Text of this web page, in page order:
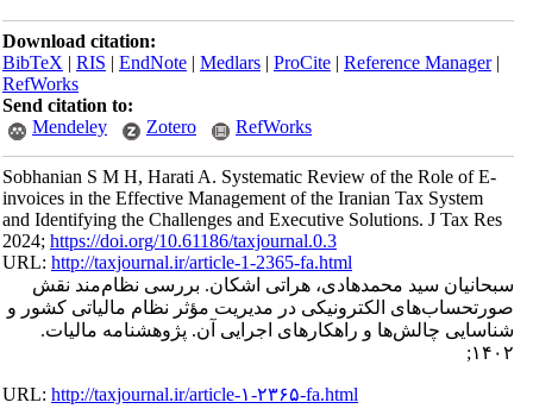
Download citation:
BibTeX|RIS|EndNote|Medlars|ProCite|Reference Manager
RefWorks
Send citation to:
Mendeley
Zotero RefWorks
Sobhanian S M H, Harati A. Systematic Review of the Role of E-
invoices in the Effective Management of the Iranian Tax System
and Identifying the Challenges and Executive Solutions. J Tax Res
2024;https://doi.org/10.61186/taxjournal.0.3
URL:http://taxjournal.ir/article-1-2365-fa.html
سبحانیان سید محمدهادی، هراتی اشکان. بررسی نظام‌مند نقش
صورتحساب‌های الکترونیکی در مدیریت مؤثر نظام مالیاتی کشور و
شناسایی چالش‌ها و راهکارهای اجرایی آن. پژوهشنامه مالیات.
۱۴۰۲;
URL:http://taxjournal.ir/article-۱-۲۳۶۵-fa.html